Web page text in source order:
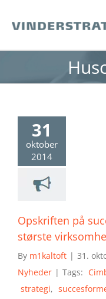
content
31
oktober
2014
Opskriften på
største
By m1kaltoft | 31.
Nyheder | Tags:
strategi,